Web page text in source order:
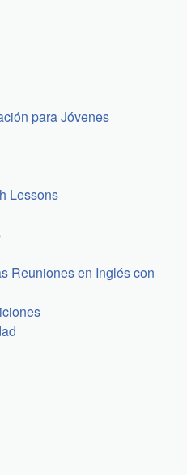
para Jóvenes
Lessons
Reuniones en Inglés con